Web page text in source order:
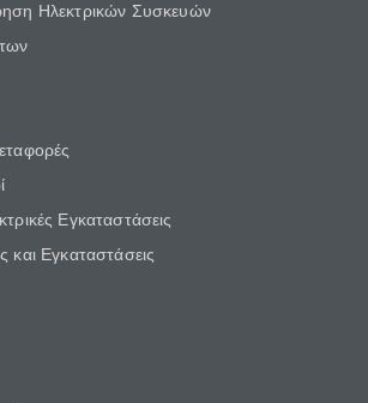
Ηλεκτρικών Συσκευών
Εγκαταστάσεις
και Εγκαταστάσεις